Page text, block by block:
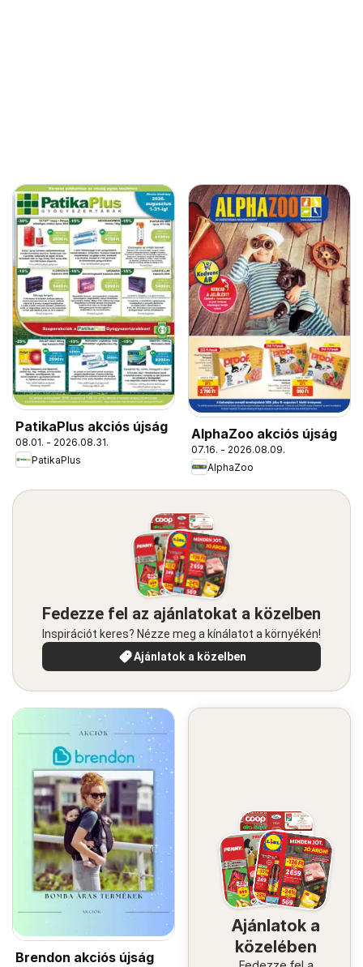
PatikaPlus akciós újság
08.01. - 2026.08.31.
PatikaPlus
AlphaZoo akciós újság
07.16. - 2026.08.09.
AlphaZoo
Fedezze fel az ajánlatokat a közelben
Inspirációt keres? Nézze meg a kínálatot a környékén!
Ajánlatok a közelben
Brendon akciós újság
Ajánlatok a
közelében